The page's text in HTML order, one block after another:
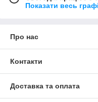
Показати весь
Про нас
Контакти
Доставка та оплата